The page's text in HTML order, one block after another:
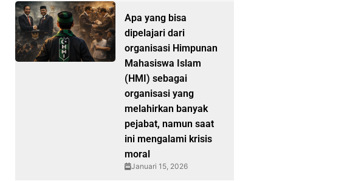
Apa yang bisa
dipelajari dari
organisasi Himpunan
Mahasiswa Islam
(HMI) sebagai
organisasi yang
melahirkan banyak
pejabat, namun saat
ini mengalami krisis
moral
Januari 15, 2026